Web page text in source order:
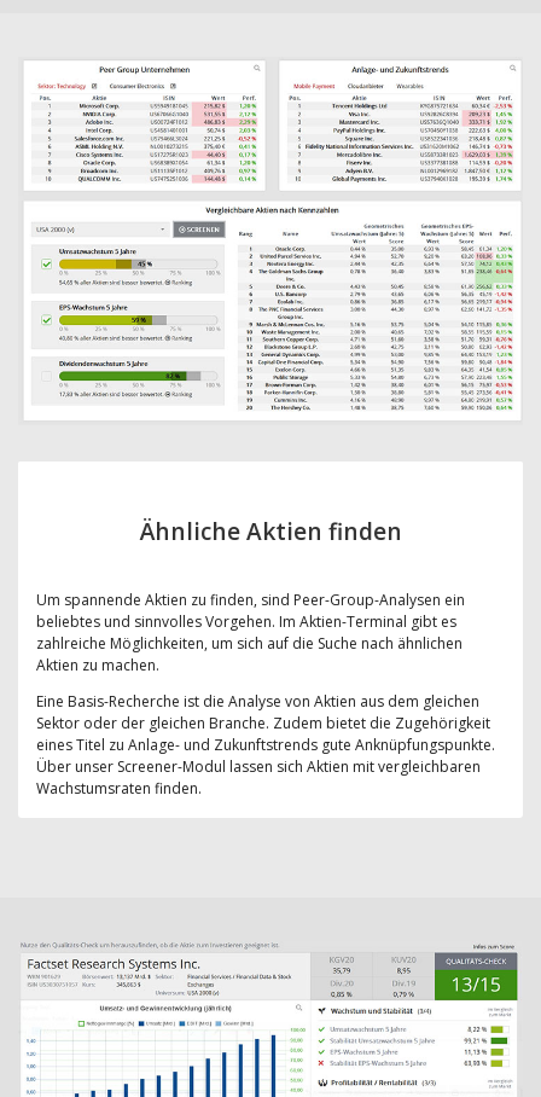
Ähnliche Aktien finden
Um spannende Aktien zu finden, sind Peer-Group-Analysen ein
beliebtes und sinnvolles Vorgehen. Im Aktien-Terminal gibt es
zahlreiche Möglichkeiten, um sich auf die Suche nach ähnlichen
Aktien zu machen.
Eine Basis-Recherche ist die Analyse von Aktien aus dem gleichen
Sektor oder der gleichen Branche. Zudem bietet die Zugehörigkeit
eines Titel zu Anlage- und Zukunftstrends gute Anknüpfungspunkte.
Über unser Screener-Modul lassen sich Aktien mit vergleichbaren
Wachstumsraten finden.